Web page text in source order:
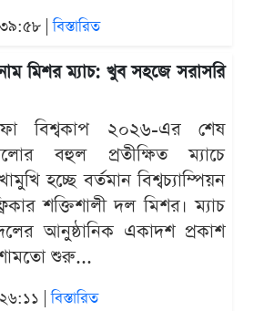
|বিস্তারিত
মিশর ম্যাচ: খুব সহজে সরাসরি
বিশ্বকাপ ২০২৬-এর শেষ
বহুল প্রতীক্ষিত ম্যাচে
হচ্ছে বর্তমান বিশ্বচ্যাম্পিয়ন
শক্তিশালী দল মিশর। ম্যাচ
আনুষ্ঠানিক একাদশ প্রকাশ
শুরু...
|বিস্তারিত